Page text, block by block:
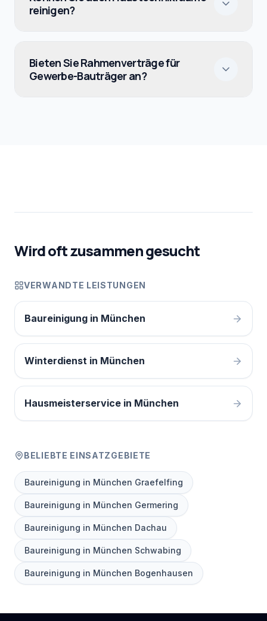
reinigen?
Bieten Sie Rahmenverträge für
Gewerbe-Bauträger an?
Wird oft zusammen gesucht
VERWANDTE LEISTUNGEN
Baureinigung in München
Winterdienst in München
Hausmeisterservice in München
BELIEBTE EINSATZGEBIETE
Baureinigung in München Graefelfing
Baureinigung in München Germering
Baureinigung in München Dachau
Baureinigung in München Schwabing
Baureinigung in München Bogenhausen